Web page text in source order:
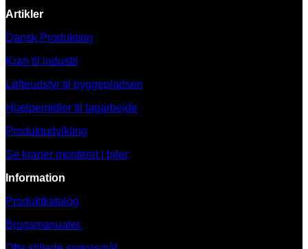
Artikler
Dansk Produktion
Kran til industri
Løfteudstyr til byggepladsen
Hjælpemidler til tagarbejde
Produktudvikling
Se kraner monteret i biler
Information
Produktkatalog
Brugsmanualer